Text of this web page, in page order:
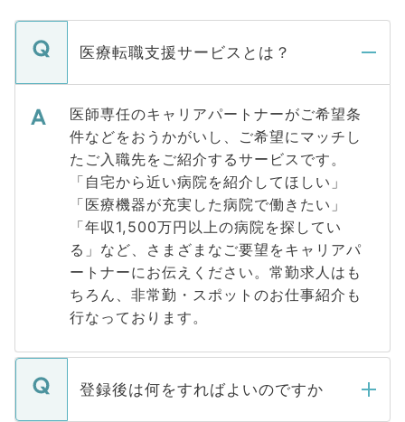
医療転職支援サービスとは？
医師専任のキャリアパートナーがご希望条
件などをおうかがいし、ご希望にマッチし
たご入職先をご紹介するサービスです。
「自宅から近い病院を紹介してほしい」
「医療機器が充実した病院で働きたい」
「年収1,500万円以上の病院を探してい
る」など、さまざまなご要望をキャリアパ
ートナーにお伝えください。常勤求人はも
ちろん、非常勤・スポットのお仕事紹介も
行なっております。
登録後は何をすればよいのですか